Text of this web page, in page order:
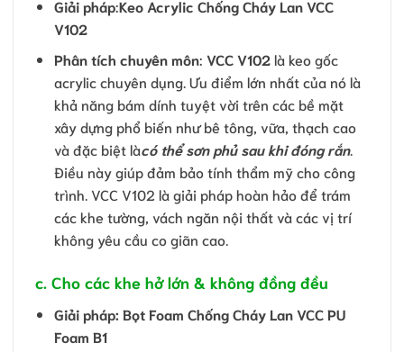
Giải pháp:Keo Acrylic Chống Cháy Lan VCC
V102
Phân tích chuyên môn: VCC V102là keo gốc
acrylic chuyên dụng. Ưu điểm lớn nhất của nó là
khả năng bám dính tuyệt vời trên các bề mặt
xây dựng phổ biến như bê tông, vữa, thạch cao
và đặc biệt làcó thể sơn phủ sau khi đóng rắn.
Điều này giúp đảm bảo tính thẩm mỹ cho công
trình. VCC V102 là giải pháp hoàn hảo để trám
các khe tường, vách ngăn nội thất và các vị trí
không yêu cầu co giãn cao.
c. Cho các khe hở lớn & không đồng đều
Giải pháp: Bọt Foam Chống Cháy Lan VCC PU
Foam B1